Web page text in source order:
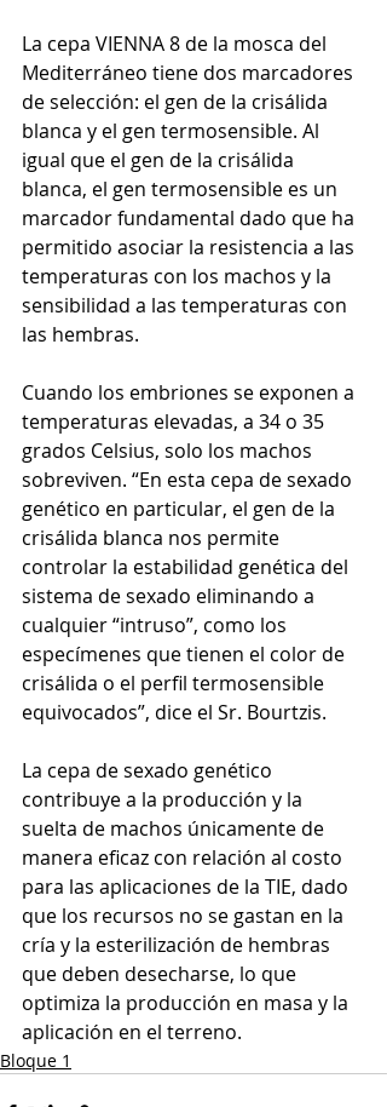
La cepa VIENNA 8 de la mosca del
Mediterráneo tiene dos marcadores
de selección: el gen de la crisálida
blanca y el gen termosensible. Al
igual que el gen de la crisálida
blanca, el gen termosensible es un
marcador fundamental dado que ha
permitido asociar la resistencia a las
temperaturas con los machos y la
sensibilidad a las temperaturas con
las hembras.
Cuando los embriones se exponen a
temperaturas elevadas, a 34 o 35
grados Celsius, solo los machos
sobreviven. “En esta cepa de sexado
genético en particular, el gen de la
crisálida blanca nos permite
controlar la estabilidad genética del
sistema de sexado eliminando a
cualquier “intruso”, como los
especímenes que tienen el color de
crisálida o el perfil termosensible
equivocados”, dice el Sr. Bourtzis.
La cepa de sexado genético
contribuye a la producción y la
suelta de machos únicamente de
manera eficaz con relación al costo
para las aplicaciones de la TIE, dado
que los recursos no se gastan en la
cría y la esterilización de hembras
que deben desecharse, lo que
optimiza la producción en masa y la
aplicación en el terreno.
Bloque 1